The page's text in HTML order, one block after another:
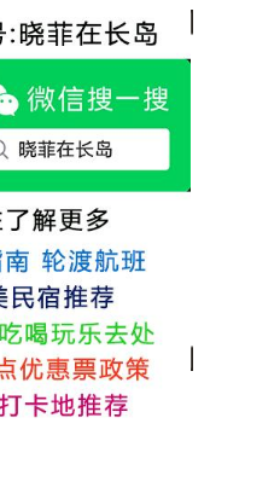
，能根据我提出的需求来安排房间，这
。
，每顿饭也不重样的，海鲜确实是非常
呢，另外值得一提的是，他家的海菜
常好吃。 其实长岛可选的酒店、民宿
相同，可以根据自己的喜好选择。非常
津岸民宿，关键是老板娘晓菲很细心、
，能根据我提出的需求来安排房间，这
好。